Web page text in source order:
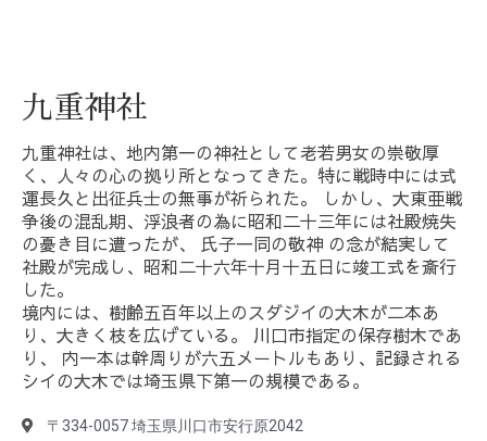
九重神社
九重神社は、地内第一の神社として老若男女の崇敬厚
く、人々の心の拠り所となってきた。特に戦時中には式
運長久と出征兵士の無事が祈られた。 しかし、大東亜戦
争後の混乱期、浮浪者の為に昭和二十三年には社殿焼失
の憂き目に遭ったが、 氏子一同の敬神 の念が結実して
社殿が完成し、昭和二十六年十月十五日に竣工式を斎行
した。
境内には、樹齢五百年以上のスダジイの大木が二本あ
り、大きく枝を広げている。 川口市指定の保存樹木であ
り、 内一本は幹周りが六五メートルもあり、記録される
シイの大木では埼玉県下第一の規模である。
〒334-0057 埼玉県川口市安行原2042